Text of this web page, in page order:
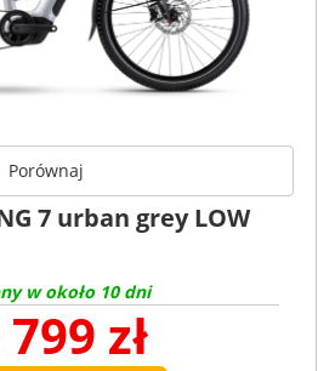
Porównaj
7 urban grey LOW
w około 10 dni
zł